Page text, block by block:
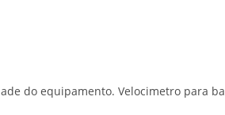
do equipamento. Velocimetro para